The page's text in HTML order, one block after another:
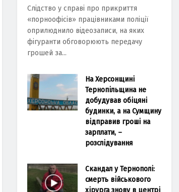
Слідство у справі про прикриття
«порноофісів» працівниками поліції
оприлюднило відеозаписи, на яких
фігуранти обговорюють передачу
грошей за...
На Херсонщині
Тернопільщина не
добудував обіцяні
будинки, а на Сумщину
відправив гроші на
зарплати, –
розслідування
Скандал у Тернополі:
смерть військового
хірурга знову в центрі